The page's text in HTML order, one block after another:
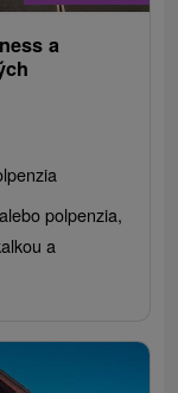
a
polpenzia,
a